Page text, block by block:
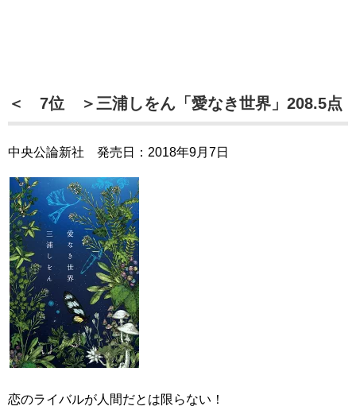
＜ 7位 ＞三浦しをん「愛なき世界」208.5点
中央公論新社 発売日：2018年9月7日
恋のライバルが人間だとは限らない！